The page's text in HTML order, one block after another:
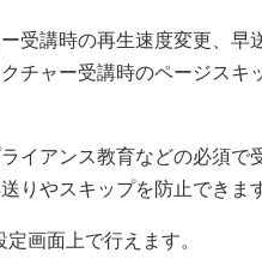
受講時の再生速度変更、早
チャー受講時のページスキ
イアンス教育などの必須で
りやスキップを防止できま
画面上で行えます。